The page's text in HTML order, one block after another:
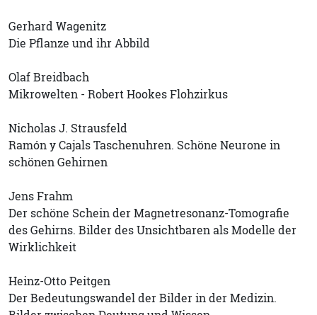
Gerhard Wagenitz
Die Pflanze und ihr Abbild
Olaf Breidbach
Mikrowelten - Robert Hookes Flohzirkus
Nicholas J. Strausfeld
Ramón y Cajals Taschenuhren. Schöne Neurone in
schönen Gehirnen
Jens Frahm
Der schöne Schein der Magnetresonanz-Tomografie
des Gehirns. Bilder des Unsichtbaren als Modelle der
Wirklichkeit
Heinz-Otto Peitgen
Der Bedeutungswandel der Bilder in der Medizin.